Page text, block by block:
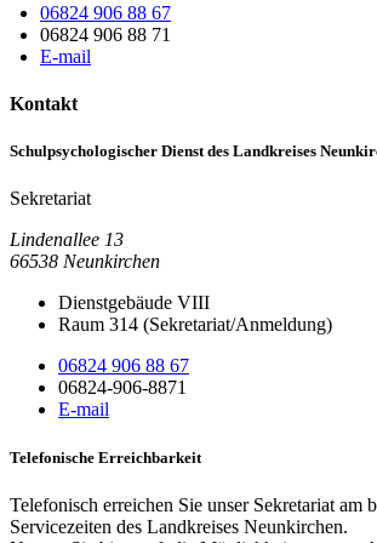
06824 906 88 67
06824 906 88 71
E-mail
Kontakt
Schulpsychologischer Dienst des Landkreises
Sekretariat
Lindenallee 13
66538 Neunkirchen
Dienstgebäude VIII
Raum 314 (Sekretariat/Anmeldung)
06824 906 88 67
06824-906-8871
E-mail
Telefonische Erreichbarkeit
Telefonisch erreichen Sie unser Sekretariat am
Servicezeiten des Landkreises Neunkirchen.